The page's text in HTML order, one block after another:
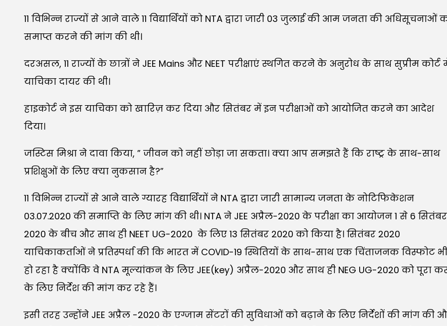
11 विभिन्न राज्यों से आने वाले 11 विद्यार्थियों को NTA द्वारा जारी 03 जुलाई की आम जनता की अधिसूचनाओं
समाप्त करने की मांग की थी।
दरअसल, 11 राज्यों के छात्रों ने JEE Mains और NEET परीक्षाएं स्थगित करने के अनुरोध के साथ सुप्रीम कोर्ट
याचिका दायर की थी।
हाइकोर्ट ने इस याचिका को खारिज़ कर दिया और सितंबर में इन परीक्षाओं को आयोजित करने का आदेश
दिया।
जस्टिस मिश्रा ने दावा किया, ” जीवन को नहीं छोड़ा जा सकता। क्या आप समझते हैं कि राष्ट्र के साथ-साथ
प्रशिक्षुओं के लिए क्या नुकसान है?”
11 विभिन्न राज्यों से आने वाले ग्यारह विद्यार्थियों ने NTA द्वारा जारी सामान्य जनता के नोटिफिकेशन
03.07.2020 की समाप्ति के लिए मांग की थी। NTA ने JEE अप्रैल-2020 के परीक्षा का आयोजन 1 से 6 सितंबर
2020 के बीच और साथ ही NEET UG-2020 के लिए 13 सितंबर 2020 को किया है। सितंबर 2020
याचिकाकर्ताओं ने प्रतिस्पर्धा की कि भारत में COVID-19 स्थितियों के साथ-साथ एक चिंताजनक विस्फोट भी
हो रहा है क्योंकि वे NTA मूल्यांकन के लिए JEE(key) अप्रैल-2020 और साथ ही NEG UG-2020 को पूरा
के लिए निर्देश की मांग कर रहे हैं।
इसी तरह उन्होंने JEE अप्रैल -2020 के एग्जाम सेंटरों की सुविधाओं को बढ़ाने के लिए निर्देशों की मांग की